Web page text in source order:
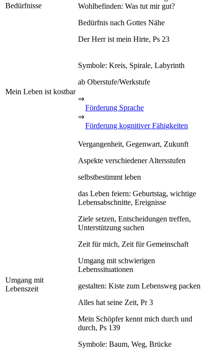
Bedürfnisse
Wohlbefinden: Was tut mir gut?
Bedürfnis nach Gottes Nähe
Der Herr ist mein Hirte, Ps 23
Mein Leben ist kostbar
Symbole: Kreis, Spirale, Labyrinth
ab Oberstufe/Werkstufe
⇒
Förderung Sprache
⇒
Förderung kognitiver Fähigkeiten
Umgang mit
Lebenszeit
Vergangenheit, Gegenwart, Zukunft
Aspekte verschiedener Altersstufen
selbstbestimmt leben
das Leben feiern: Geburtstag, wichtige
Lebensabschnitte, Ereignisse
Ziele setzen, Entscheidungen treffen,
Unterstützung suchen
Zeit für mich, Zeit für Gemeinschaft
Umgang mit schwierigen
Lebenssituationen
gestalten: Kiste zum Lebensweg packen
Alles hat seine Zeit, Pr 3
Mein Schöpfer kennt mich durch und
durch, Ps 139
Symbole: Baum, Weg, Brücke